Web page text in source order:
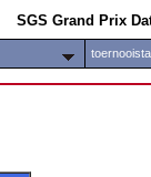
SGS Grand Prix